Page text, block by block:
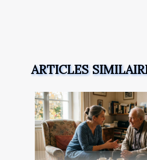
ARTICLES